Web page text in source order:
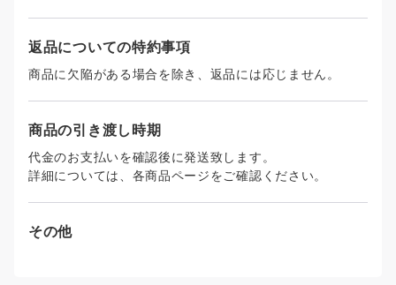
返品についての特約事項
商品に欠陥がある場合を除き、返品には応じません。
商品の引き渡し時期
代金のお支払いを確認後に発送致します。
詳細については、各商品ページをご確認ください。
その他